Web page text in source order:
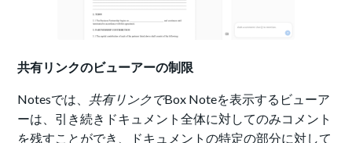
共有リンクのビューアーの制限
Notesでは、 共有リンクでBox Noteを表示するビューア
ーは、引き続きドキュメント全体に対してのみコメント
を残すことができ、ドキュメントの特定の部分に対して